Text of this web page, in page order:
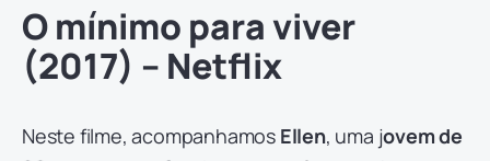
O mínimo para viver
(2017) – Netflix
Neste filme, acompanhamos Ellen, uma jovem de